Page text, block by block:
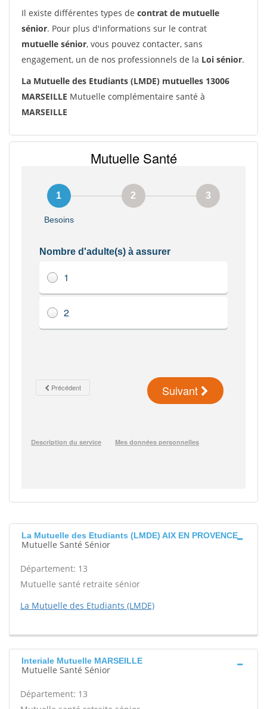
Il existe différentes types de contrat de mutuelle
sénior. Pour plus d'informations sur le contrat
mutuelle sénior, vous pouvez contacter, sans
engagement, un de nos professionnels de la Loi sénior.
La Mutuelle des Etudiants (LMDE) mutuelles 13006
MARSEILLE Mutuelle complémentaire santé à
MARSEILLE
La Mutuelle des Etudiants (LMDE) AIX EN PROVENCE
Mutuelle Santé Sénior
Département: 13
Mutuelle santé retraite sénior
La Mutuelle des Etudiants (LMDE)
Interiale Mutuelle MARSEILLE
Mutuelle Santé Sénior
Département: 13